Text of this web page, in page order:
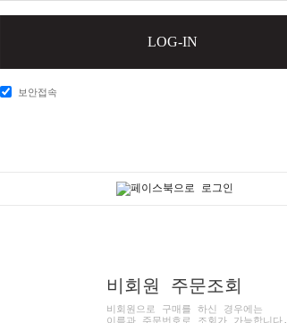
LOG-IN
보안접속
비회원 주문조회
비회원으로 구매를 하신 경우에는